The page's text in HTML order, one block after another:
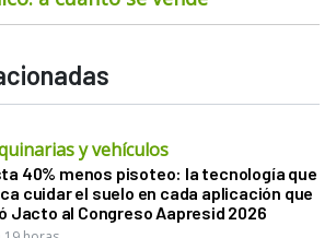
y vehículos
40% menos pisoteo: la tecnología que
cuidar el suelo en cada aplicación que
Jacto al Congreso Aapresid 2026